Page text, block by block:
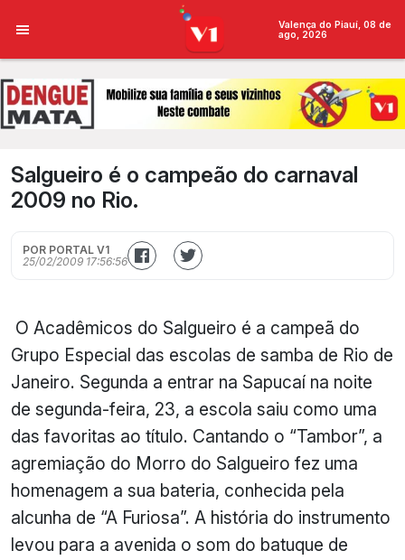
Valença do Piauí, 08 de
ago, 2026
Salgueiro é o campeão do carnaval
2009 no Rio.
POR PORTAL V1
25/02/2009 17:56:56
O Acadêmicos do Salgueiro é a campeã do
Grupo Especial das escolas de samba de Rio de
Janeiro. Segunda a entrar na Sapucaí na noite
de segunda-feira, 23, a escola saiu como uma
das favoritas ao título. Cantando o “Tambor”, a
agremiação do Morro do Salgueiro fez uma
homenagem a sua bateria, conhecida pela
alcunha de “A Furiosa”. A história do instrumento
levou para a avenida o som do batuque de